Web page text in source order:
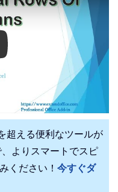
超える便利なツールが
よりスマートでスピ
ください！ 今すぐダ